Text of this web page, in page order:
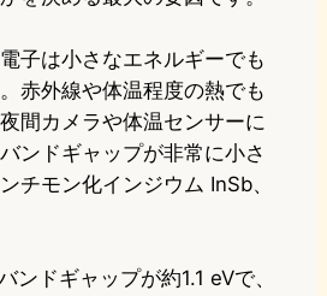
子は小さなエネルギーでも
赤外線や体温程度の熱でも
間カメラや体温センサーに
ンドギャップが非常に小さ
チモン化インジウム InSb、
ンドギャップが約1.1 eVで、